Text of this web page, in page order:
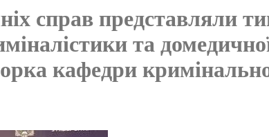
справ представляли
та
кафедри